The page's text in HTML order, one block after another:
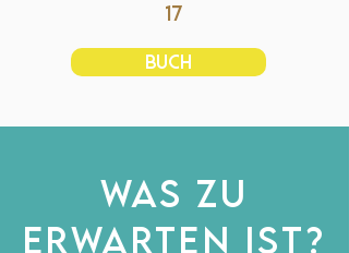
17
BUCH
WAS ZU
ERWARTEN IST?